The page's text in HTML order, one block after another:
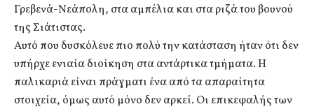
Γρεβενά-Νεάπολη, στα αμπέλια και στα ριζά του βουνού
της Σιάτιστας.
Αυτό που δυσκόλευε πιο πολύ την κατάσταση ήταν ότι δεν
υπήρχε ενιαία διοίκηση στα αντάρτικα τμήματα. Η
παλικαριά είναι πράγματι ένα από τα απαραίτητα
στοιχεία, όμως αυτό μόνο δεν αρκεί. Οι επικεφαλής των